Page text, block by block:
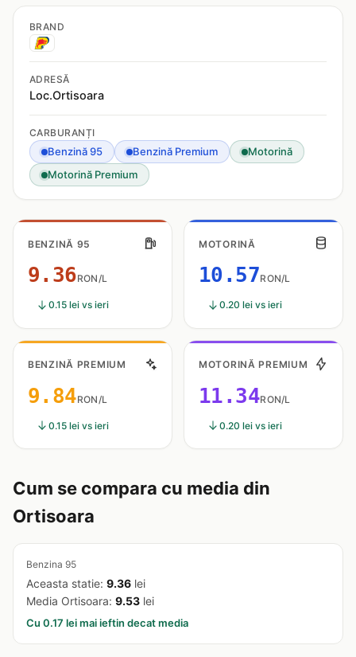
BRAND
ADRESĂ
Loc.Ortisoara
CARBURANȚI
Benzină 95 Benzină Premium
Motorină
Motorină Premium
BENZINĂ 95
9.36RON/L
0.15 lei vs ieri
MOTORINĂ
10.57RON/L
0.20 lei vs ieri
BENZINĂ PREMIUM
9.84RON/L
0.15 lei vs ieri
MOTORINĂ PREMIUM
11.34RON/L
0.20 lei vs ieri
Cum se compara cu media din
Ortisoara
Benzina 95
Aceasta statie: 9.36 lei
Media Ortisoara: 9.53 lei
Cu 0.17 lei mai ieftin decat media